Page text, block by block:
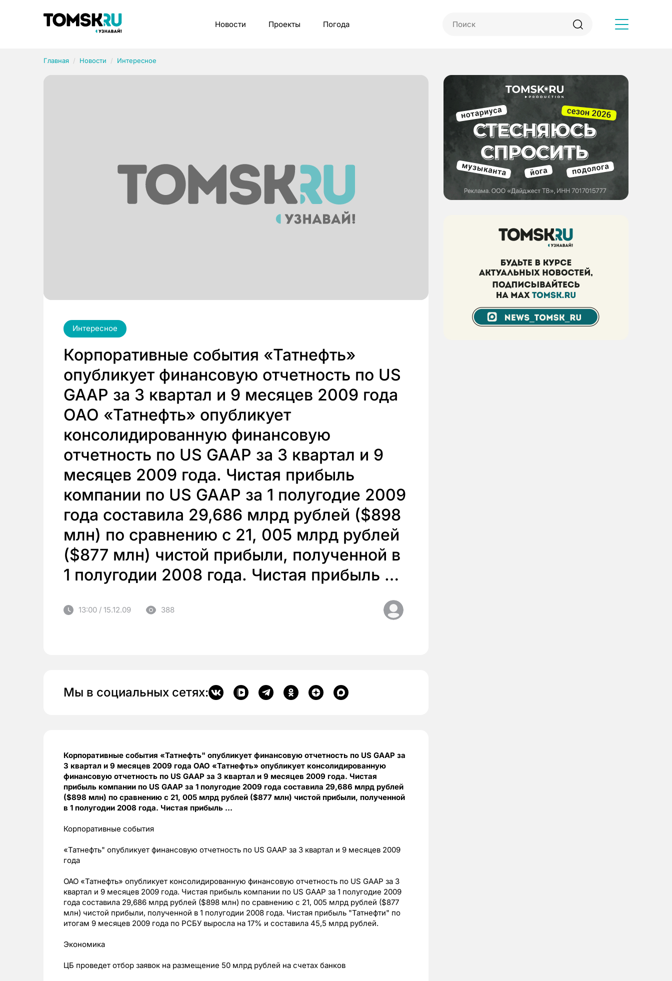
Новости Проекты Погода
Главная Новости Интересное
Интересное
Корпоративные события «Татнефть»
опубликует финансовую отчетность по US
GAAP за 3 квартал и 9 месяцев 2009 года
ОАО «Татнефть» опубликует
консолидированную финансовую
отчетность по US GAAP за 3 квартал и 9
месяцев 2009 года. Чистая прибыль
компании по US GAAP за 1 полугодие 2009
года составила 29,686 млрд рублей ($898
млн) по сравнению с 21, 005 млрд рублей
($877 млн) чистой прибыли, полученной в
1 полугодии 2008 года. Чистая прибыль …
13:00 / 15.12.09 388
Мы в социальных сетях:
Корпоративные события «Татнефть" опубликует финансовую отчетность по US GAAP за
3 квартал и 9 месяцев 2009 года ОАО «Татнефть» опубликует консолидированную
финансовую отчетность по US GAAP за 3 квартал и 9 месяцев 2009 года. Чистая
прибыль компании по US GAAP за 1 полугодие 2009 года составила 29,686 млрд рублей
($898 млн) по сравнению с 21, 005 млрд рублей ($877 млн) чистой прибыли, полученной
в 1 полугодии 2008 года. Чистая прибыль …
Корпоративные события
«Татнефть" опубликует финансовую отчетность по US GAAP за 3 квартал и 9 месяцев 2009
года
ОАО «Татнефть» опубликует консолидированную финансовую отчетность по US GAAP за 3
квартал и 9 месяцев 2009 года. Чистая прибыль компании по US GAAP за 1 полугодие 2009
года составила 29,686 млрд рублей ($898 млн) по сравнению с 21, 005 млрд рублей ($877
млн) чистой прибыли, полученной в 1 полугодии 2008 года. Чистая прибыль "Татнефти" по
итогам 9 месяцев 2009 года по РСБУ выросла на 17% и составила 45,5 млрд рублей.
Экономика
ЦБ проведет отбор заявок на размещение 50 млрд рублей на счетах банков
Рубрики